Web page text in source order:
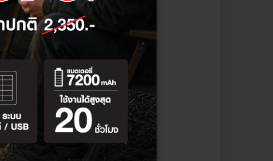
เหมาะสำหรับการติดตั้งใน
ห้องรับแขก เพราะจะช่วยสร้าง
ว และเป็นโทนเย็น นิยมใช้กับ